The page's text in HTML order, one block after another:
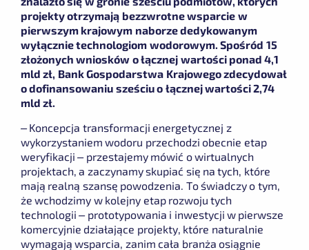
projekty otrzymają bezzwrotne wsparcie w
pierwszym krajowym naborze dedykowanym
wyłącznie technologiom wodorowym. Spośród 15
złożonych wniosków o łącznej wartości ponad 4,1
mld zł, Bank Gospodarstwa Krajowego zdecydował
o dofinansowaniu sześciu o łącznej wartości 2,74
mld zł.
– Koncepcja transformacji energetycznej z
wykorzystaniem wodoru przechodzi obecnie etap
weryfikacji – przestajemy mówić o wirtualnych
projektach, a zaczynamy skupiać się na tych, które
mają realną szansę powodzenia. To świadczy o tym,
że wchodzimy w kolejny etap rozwoju tych
technologii – prototypowania i inwestycji w pierwsze
komercyjnie działające projekty, które naturalnie
wymagają wsparcia, zanim cała branża osiągnie